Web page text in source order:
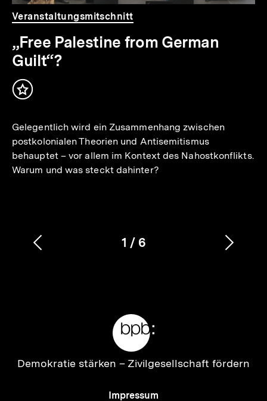
Video
Dauer
64
Min.
Veranstaltungsmitschnitt
„Free Palestine from German
Guilt“?
Inhalt
Gelegentlich wird ein Zusammenhang zwischen
postkolonialen Theorien und Antisemitismus
behauptet – vor allem im Kontext des Nahostkonflikts.
Warum und was steckt dahinter?
Karussellinhalt
1
von
/ 6
Vorherigen
Zur
Demokratie stärken – Zivilgesellschaft fördern
Meta-
Impressum